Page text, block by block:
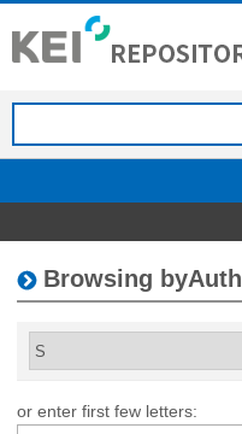
Browsing
or enter first few letters: